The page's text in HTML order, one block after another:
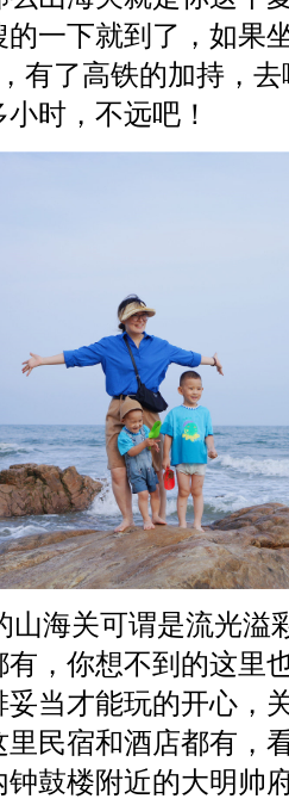
一下就到了，如果
有了高铁的加持，
时，不远吧！
海关可谓是流光溢
，你想不到的这里
当才能玩的开心，
民宿和酒店都有，
鼓楼附近的大明帅